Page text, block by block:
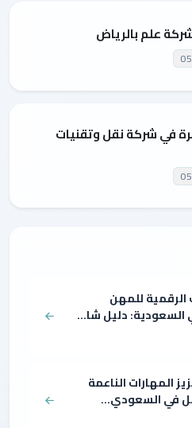
علم بالرياض
في شركة نقل وتقنيات
الرقمية للمهن
السعودية: دليل شا...
المهارات الناعمة
في السعودي...